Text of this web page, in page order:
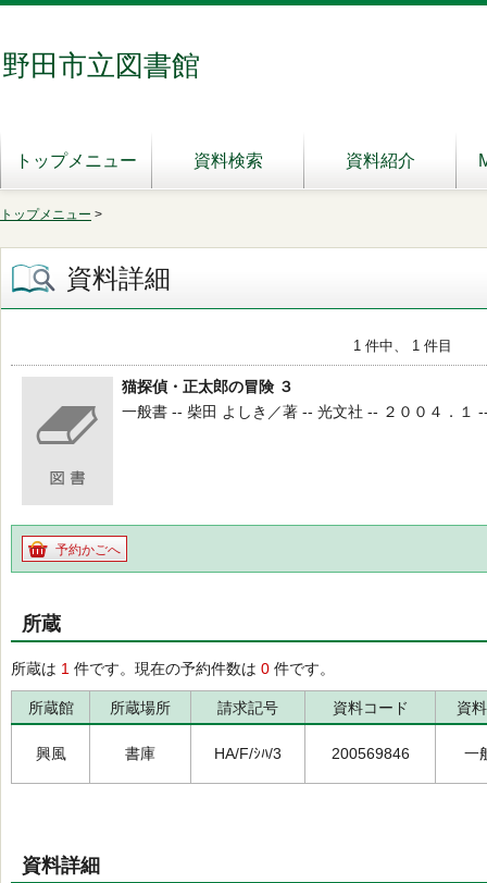
野田市立図書館
トップメニュー 資料検索 資料紹介
トップメニュー >
資料詳細
1 件中、 1 件目
猫探偵・正太郎の冒険 ３
一般書 -- 柴田 よしき／著 -- 光文社 -- ２００４．１
予約かごへ
所蔵
所蔵は 1 件です。現在の予約件数は 0 件です。
所蔵館 所蔵場所 請求記号 資料コード 資
興風 書庫 HA/F/ｼﾊ/3 200569846 一
資料詳細